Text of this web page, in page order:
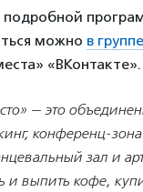
подробной
можно в группе
«ВКонтакте».
— это
конференц-
зал и
и выпить кофе,